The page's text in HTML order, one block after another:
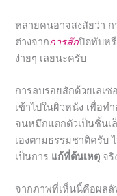
การลบรอยสักด้วยเลเซ
เข้าไปในผิวหนัง เพื่อท
เองตามธรรมชาติครับ
เป็นการแก้ที่ต้นเหตุจริ
จากภาพที่เห็นนี้คือผลลั
จะสังเกตได้ว่ารอยสัก